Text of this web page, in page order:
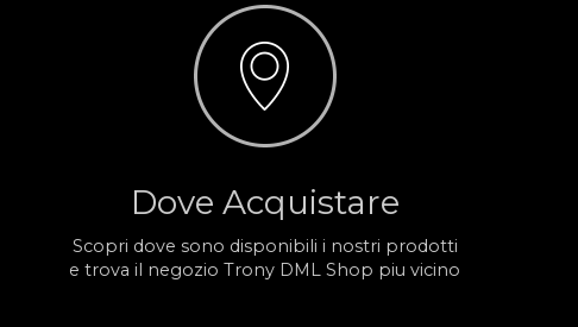
Dove Acquistare
Scopri dove sono disponibili i nostri prodotti
e trova il negozio Trony DML Shop piu vicino